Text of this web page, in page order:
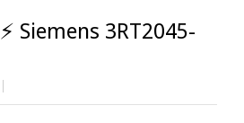
Siemens 3RT2045-